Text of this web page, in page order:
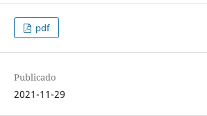
pdf
Publicado
2021-11-29